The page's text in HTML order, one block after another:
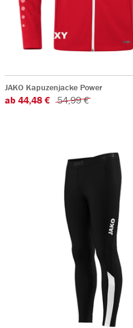
JAKO Kapuzenjacke Power
ab 44,48 € 54,99 €